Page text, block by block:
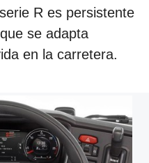
R es persistente
se adapta
en la carretera.